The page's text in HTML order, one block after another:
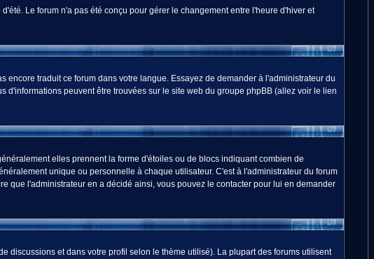
Le forum n'a pas été conçu pour gérer le changement entre l'heure d'hiver et
traduit ce forum dans votre langue. Essayez de demander à l'administrateur du
peuvent être trouvées sur le site web du groupe phpBB (allez voir le lien
elles prennent la forme d'étoiles ou de blocs indiquant combien de
unique ou personnelle à chaque utilisateur. C'est à l'administrateur du forum
que l'administrateur en a décidé ainsi, vous pouvez le contacter pour lui en demander
discussions et dans votre profil selon le thème utilisé). La plupart des forums utilisent